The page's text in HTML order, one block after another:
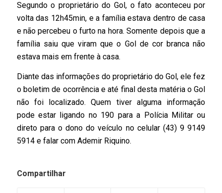
Segundo o proprietário do Gol, o fato aconteceu por
volta das 12h45min, e a família estava dentro de casa
e não percebeu o furto na hora. Somente depois que a
família saiu que viram que o Gol de cor branca não
estava mais em frente à casa.
Diante das informações do proprietário do Gol, ele fez
o boletim de ocorrência e até final desta matéria o Gol
não foi localizado. Quem tiver alguma informação
pode estar ligando no 190 para a Polícia Militar ou
direto para o dono do veículo no celular (43) 9 9149
5914 e falar com Ademir Riquino.
Compartilhar